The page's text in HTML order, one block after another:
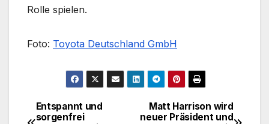
Rolle spielen.
Foto: Toyota Deutschland GmbH
Beitragsnavigation
Matt Harrison wird
neuer Präsident und
Entspannt und
sorgenfrei